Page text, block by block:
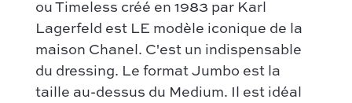
ou Timeless créé en 1983 par Karl
Lagerfeld est LE modèle iconique de la
maison Chanel. C'est un indispensable
du dressing. Le format Jumbo est la
taille au-dessus du Medium. Il est idéal